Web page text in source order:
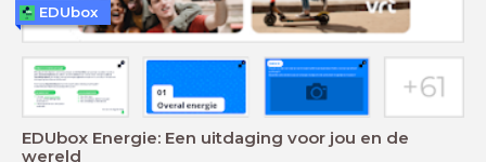
EDUbox Energie: Een uitdaging voor jou en de
wereld
EDUbox